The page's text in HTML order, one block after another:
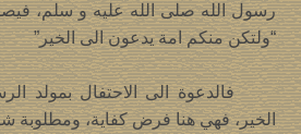
رسول الله صلى الله عليه و سلم،
“ولتكن منكم امة يدعون الى الخير”
فالدعوة الى الاحتفال بمولد
الخير، فهي هنا فرض كفاية، ومطلوبة